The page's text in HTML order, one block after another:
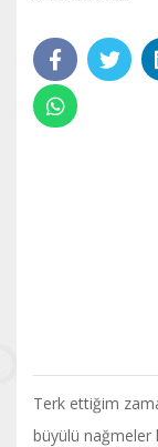
Terk ettiğim
büyülü nağmeler